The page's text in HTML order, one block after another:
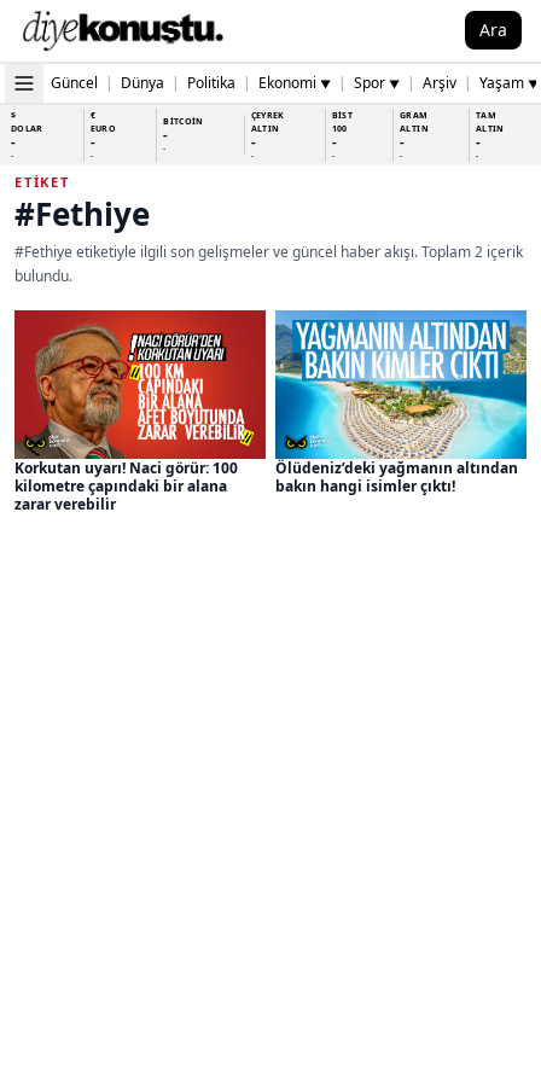
Ara
Güncel | Dünya | Politika | Ekonomi ▼ | Spor ▼ | Arşiv | Yaşam ▼
$
DOLAR
-
-
€
EURO
-
-
BİTCOİN
-
-
ÇEYREK
ALTIN
-
-
BİST
100
-
-
GRAM
ALTIN
-
-
TAM
ALTIN
-
-
ETIKET
#Fethiye
#Fethiye etiketiyle ilgili son gelişmeler ve güncel haber akışı. Toplam 2 içerik
bulundu.
Korkutan uyarı! Naci görür: 100
kilometre çapındaki bir alana
zarar verebilir
Ölüdeniz’deki yağmanın altından
bakın hangi isimler çıktı!